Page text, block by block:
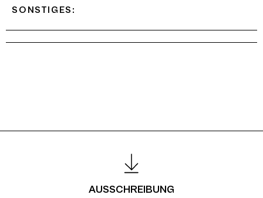
SONSTIGES:
AUSSCHREIBUNG